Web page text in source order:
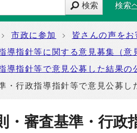
検索 検索
市政に参加 皆さんの声を
導指針等に関する意見募集（意
導指針等で意見公募した結果の
行政指導指針等で意見公募し
審査基準・行政